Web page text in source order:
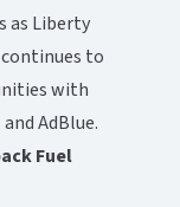
as Liberty
to
with
Fuel